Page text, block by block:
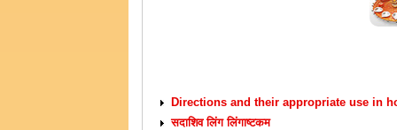
Directions and their appropriate use in
सदाशिव लिंग लिंगाष्टकम